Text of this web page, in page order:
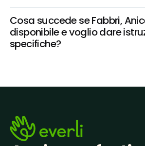
Cosa succede se Fabbri,
disponibile e voglio dare
specifiche?